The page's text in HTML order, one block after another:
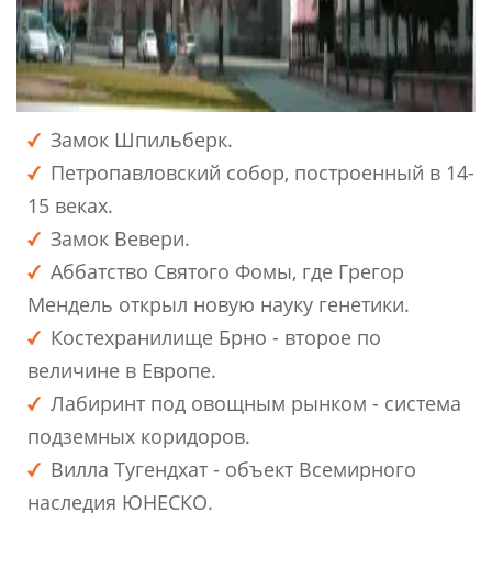
Замок Шпильберк.
Петропавловский собор, построенный в 14-
15 веках.
Замок Вевери.
Аббатство Святого Фомы, где Грегор
Мендель открыл новую науку генетики.
Костехранилище Брно - второе по
величине в Европе.
Лабиринт под овощным рынком - система
подземных коридоров.
Вилла Тугендхат - объект Всемирного
наследия ЮНЕСКО.